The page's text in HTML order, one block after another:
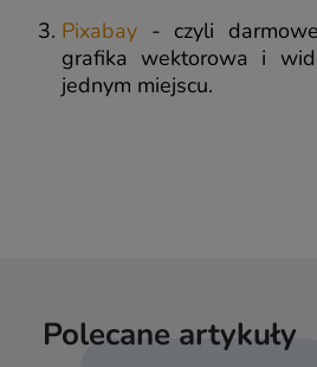
Pixabay - czyli
grafika wektorowa i
jednym miejscu.
Polecane artykuły